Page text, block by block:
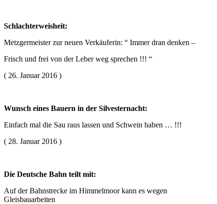
Schlachterweisheit:
Metzgermeister zur neuen Verkäuferin: “ Immer dran denken –
Frisch und frei von der Leber weg sprechen !!! “
( 26. Januar 2016 )
Wunsch eines Bauern in der Silvesternacht:
Einfach mal die Sau raus lassen und Schwein haben … !!!
( 28. Januar 2016 )
Die Deutsche Bahn teilt mit:
Auf der Bahnstrecke im Himmelmoor kann es wegen
Gleisbauarbeiten